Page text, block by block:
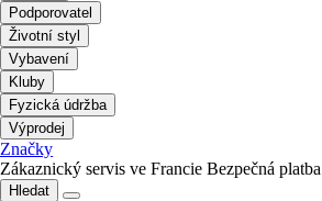
Podporovatel
Životní styl
Vybavení
Kluby
Fyzická údržba
Výprodej
Značky
Zákaznický servis ve Francie Bezpečná platba
Hledat